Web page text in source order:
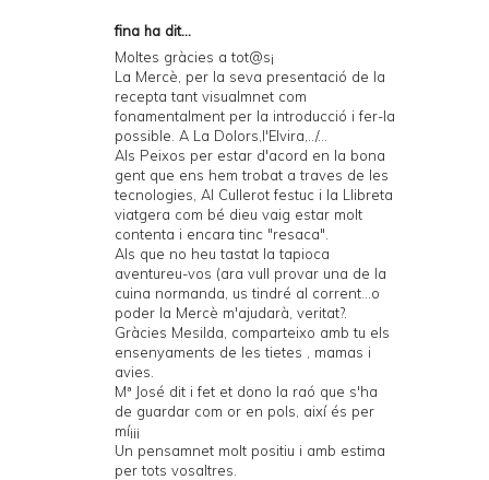
fina ha dit...
Moltes gràcies a tot@s¡
La Mercè, per la seva presentació de la
recepta tant visualmnet com
fonamentalment per la introducció i fer-la
possible. A La Dolors,l'Elvira,../...
Als Peixos per estar d'acord en la bona
gent que ens hem trobat a traves de les
tecnologies, Al Cullerot festuc i la Llibreta
viatgera com bé dieu vaig estar molt
contenta i encara tinc "resaca".
Als que no heu tastat la tapioca
aventureu-vos (ara vull provar una de la
cuina normanda, us tindré al corrent...o
poder la Mercè m'ajudarà, veritat?.
Gràcies Mesilda, comparteixo amb tu els
ensenyaments de les tietes , mamas i
avies.
Mª José dit i fet et dono la raó que s'ha
de guardar com or en pols, així és per
mí¡¡¡
Un pensamnet molt positiu i amb estima
per tots vosaltres.